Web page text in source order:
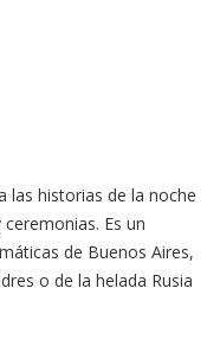
las historias de la noche
Es un
de Buenos Aires,
o de la helada Rusia